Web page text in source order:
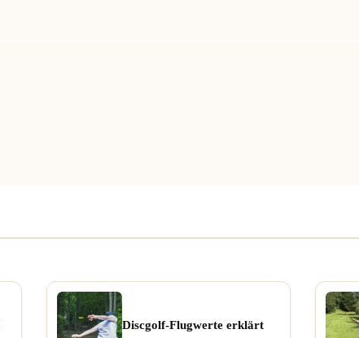
Discgolf-Flugwerte erklärt